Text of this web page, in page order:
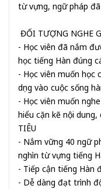
từ vựng, ngữ pháp
ĐỐI TƯỢNG NGHE
- Học viên đã nắm
học tiếng Hàn đúng
- Học viên muốn học
dụng vào cuộc sống
- Học viên muốn
hiểu cặn kẽ nội
TIÊU
- Nắm vững 40 ngữ
nghìn từ vựng tiếng
- Tiếp cận tiếng Hàn
- Dễ dàng đạt trình